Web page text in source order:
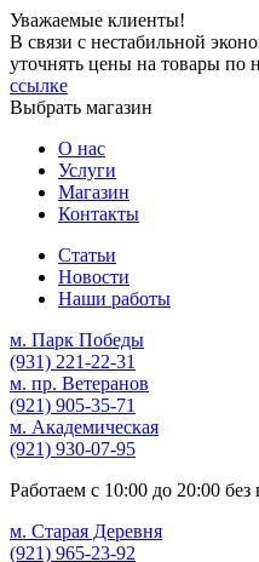
Уважаемые клиенты!
В связи с нестабильной
уточнять цены на товары по
ссылке
Выбрать магазин
О нас
Услуги
Магазин
Контакты
Статьи
Новости
Наши работы
м. Парк Победы
(931) 221-22-31
м. пр. Ветеранов
(921) 905-35-71
м. Академическая
(921) 930-07-95
Работаем с 10:00 до 20:00 без
м. Старая Деревня
(921) 965-23-92